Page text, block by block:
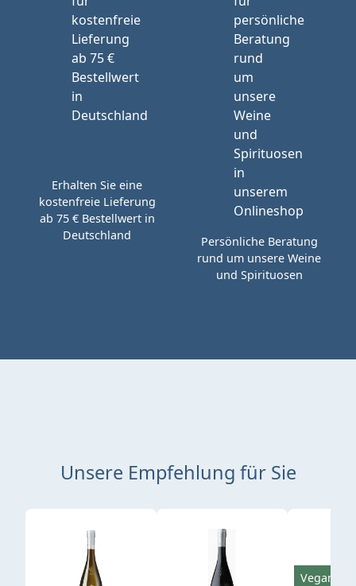
Erhalten Sie eine
kostenfreie Lieferung
ab 75 € Bestellwert in
Deutschland
Persönliche Beratung
rund um unsere Weine
und Spirituosen
Unsere Empfehlung für Sie
Produktgalerie überspringen
Vegan